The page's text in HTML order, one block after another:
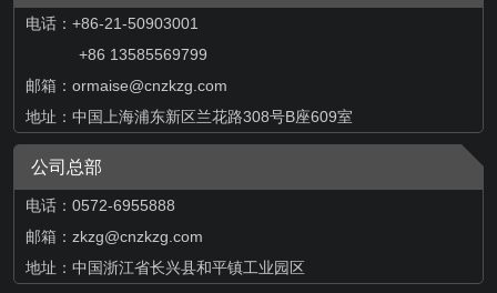
电话：+86-21-50903001
+86 13585569799
邮箱： ormaise@cnzkzg.com
地址：中国上海浦东新区兰花路308号B座609室
公司总部
电话：0572-6955888
邮箱：zkzg@cnzkzg.com
地址：中国浙江省长兴县和平镇工业园区